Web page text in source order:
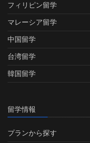
フィリピン留学
マレーシア留学
中国留学
台湾留学
韓国留学
留学情報
プランから探す